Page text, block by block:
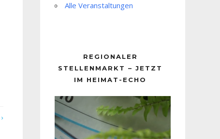
Alle Veranstaltungen
REGIONALER
STELLENMARKT – JETZT
IM HEIMAT-ECHO
Player